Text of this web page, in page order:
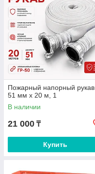
Пожарный напорный рукав
51 мм х 20 м, 1
В наличии
21 000 ₸
Купить